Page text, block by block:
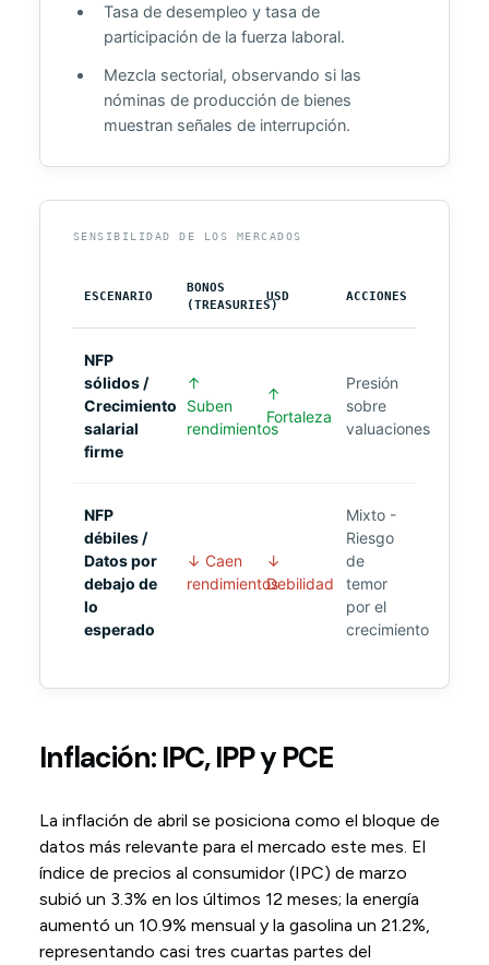
Tasa de desempleo y tasa de
participación de la fuerza laboral.
Mezcla sectorial, observando si las
nóminas de producción de bienes
muestran señales de interrupción.
SENSIBILIDAD DE LOS MERCADOS
ESCENARIO
BONOS
(TREASURIES)
USD ACCIONES
NFP
sólidos /
Crecimiento
salarial
firme
↑
Suben
rendimientos
↑
Fortaleza
Presión
sobre
valuaciones
NFP
débiles /
Datos por
debajo de
lo
esperado
↓ Caen
rendimientos
↓
Debilidad
Mixto -
Riesgo
de
temor
por el
crecimiento
Inflación: IPC, IPP y PCE
La inflación de abril se posiciona como el bloque de
datos más relevante para el mercado este mes. El
índice de precios al consumidor (IPC) de marzo
subió un 3.3% en los últimos 12 meses; la energía
aumentó un 10.9% mensual y la gasolina un 21.2%,
representando casi tres cuartas partes del